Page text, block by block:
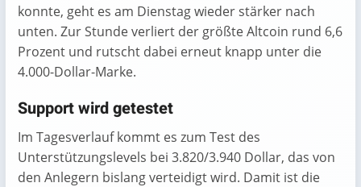
konnte, geht es am Dienstag wieder stärker nach
unten. Zur Stunde verliert der größte Altcoin rund 6,6
Prozent und rutscht dabei erneut knapp unter die
4.000-Dollar-Marke.
Support wird getestet
Im Tagesverlauf kommt es zum Test des
Unterstützungslevels bei 3.820/3.940 Dollar, das von
den Anlegern bislang verteidigt wird. Damit ist die